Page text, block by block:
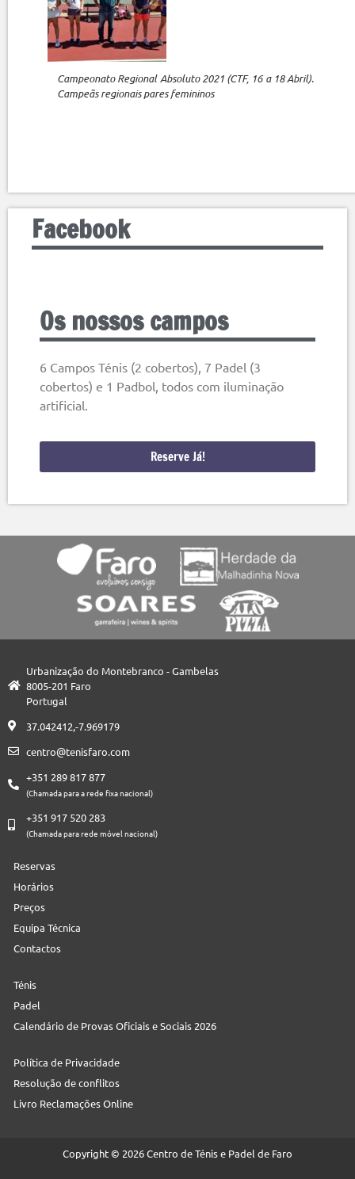
Campeonato Regional Absoluto 2021 (CTF, 16 a 18 Abril).
Campeãs regionais pares femininos
Facebook
Os nossos campos
6 Campos Ténis (2 cobertos), 7 Padel (3
cobertos) e 1 Padbol, todos com iluminação
artificial.
Reserve Já!
Urbanização do Montebranco - Gambelas
8005-201 Faro
Portugal
37.042412,-7.969179
centro@tenisfaro.com
+351 289 817 877
(Chamada para a rede fixa nacional)
+351 917 520 283
(Chamada para rede móvel nacional)
Reservas
Horários
Preços
Equipa Técnica
Contactos
Ténis
Padel
Calendário de Provas Oficiais e Sociais 2026
Política de Privacidade
Resolução de conflitos
Livro Reclamações Online
Copyright © 2026 Centro de Ténis e Padel de Faro